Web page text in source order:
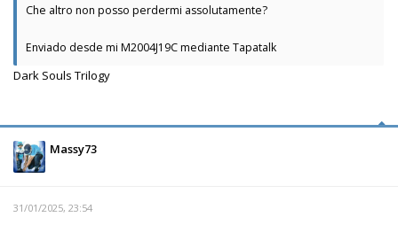
Che altro non posso perdermi assolutamente?
Enviado desde mi M2004J19C mediante Tapatalk
Dark Souls Trilogy
Massy73
31/01/2025, 23:54